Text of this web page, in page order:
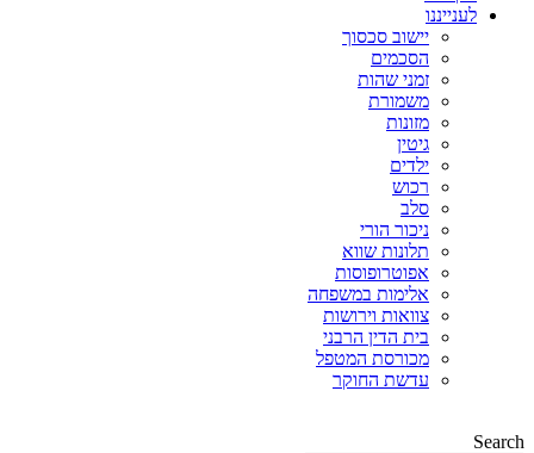
לענייננו
יישוב סכסוך
הסכמים
זמני שהות
משמורת
מזונות
גיטין
ילדים
רכוש
סלב
ניכור הורי
תלונות שווא
אפוטרופוסות
אלימות במשפחה
צוואות וירושות
בית הדין הרבני
מכורסת המטפל
עדשת החוקר
Search